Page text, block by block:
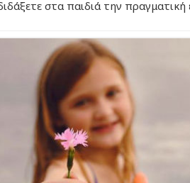
στα παιδιά την πραγματική